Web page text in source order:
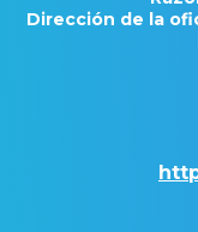
Dirección de la